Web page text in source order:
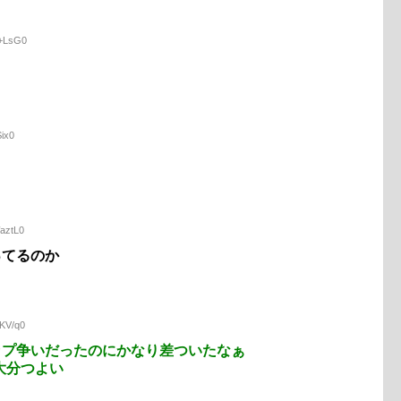
るのか
q0
争いだったのにかなり差ついたなぁ
分つよい